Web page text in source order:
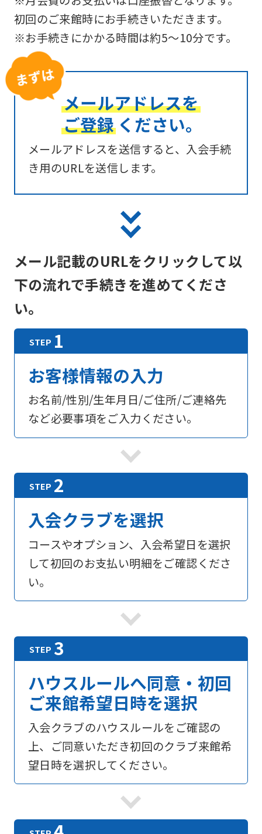
初回のご来館時にお手続きいただきます。
※お手続きにかかる時間は約5～10分です。
メールアドレスを
ご登録 ください。
メールアドレスを送信すると、入会手続
き用のURLを送信します。
メール記載のURLをクリックして以
下の流れで手続きを進めてくださ
い。
お客様情報の入力
お名前/性別/生年月日/ご住所/ご連絡先
など必要事項をご入力ください。
入会クラブを選択
コースやオプション、入会希望日を選択
して初回のお支払い明細をご確認くださ
い。
ハウスルールへ同意・初回
ご来館希望日時を選択
入会クラブのハウスルールをご確認の
上、ご同意いただき初回のクラブ来館希
望日時を選択してください。